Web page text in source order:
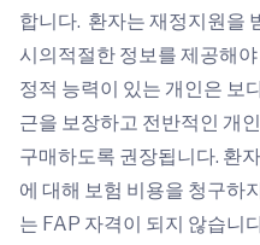
합니다. 환자는 재정지원을
시의적절한 정보를 제공해
정적 능력이 있는 개인은 보
근을 보장하고 전반적인 개
구매하도록 권장됩니다. 환
에 대해 보험 비용을 청구하
는 FAP 자격이 되지 않습니